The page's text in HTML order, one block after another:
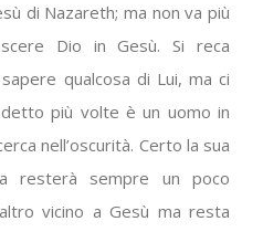
di Nazareth; ma non va più
Dio in Gesù. Si reca
qualcosa di Lui, ma ci
più volte è un uomo in
nell’oscurità. Certo la sua
resterà sempre un poco
vicino a Gesù ma resta